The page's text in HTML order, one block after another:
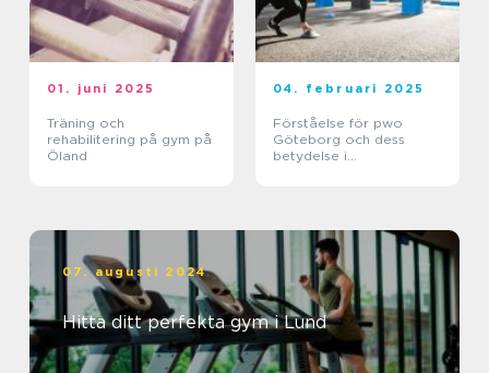
01. juni 2025
Träning och
rehabilitering på gym på
Öland
04. februari 2025
Förståelse för pwo
Göteborg och dess
betydelse i
07. augusti 2024
Hitta ditt perfekta gym i Lund